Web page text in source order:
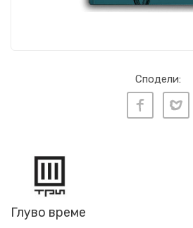
Сподели:
Глуво време